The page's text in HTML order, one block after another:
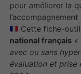
pour améliorer la
Cette fiche-
national français «
avec ou sans
évaluation et prise